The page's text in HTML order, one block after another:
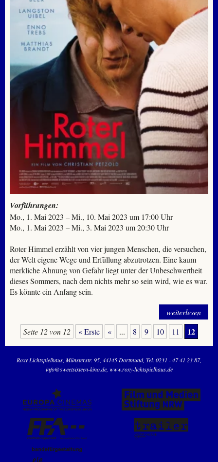
Vorführungen:
Mo., 1. Mai 2023 – Mi., 10. Mai 2023 um 17:00 Uhr
Mo., 1. Mai 2023 – Mi., 3. Mai 2023 um 20:30 Uhr
Roter Himmel erzählt von vier jungen Menschen, die versuchen,
der Welt eigene Wege und Erfüllung abzutrotzen. Eine kaum
merkliche Ahnung von Gefahr liegt unter der Unbeschwertheit
dieses Sommers, nach dem nichts mehr so sein wird, wie es war.
Es könnte ein Anfang sein.
weiterlesen
Seite 12 von 12
« Erste « ... 8 9 10 11 12
Roxy Lichtspielhaus Münsterstr. 95 44145 Dortmund Tel. 0231 - 47 41 23 87
info@sweetsixteen-kino.de www.roxy-lichtspielhaus.de